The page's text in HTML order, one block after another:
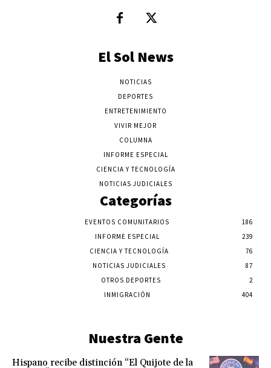
El Sol News
NOTICIAS
DEPORTES
ENTRETENIMIENTO
VIVIR MEJOR
COLUMNA
INFORME ESPECIAL
CIENCIA Y TECNOLOGÍA
NOTICIAS JUDICIALES
Categorías
EVENTOS COMUNITARIOS
186
INFORME ESPECIAL
239
CIENCIA Y TECNOLOGÍA
76
NOTICIAS JUDICIALES
87
OTROS DEPORTES
2
INMIGRACIÓN
404
Nuestra Gente
Hispano recibe distinción “El Quijote de la